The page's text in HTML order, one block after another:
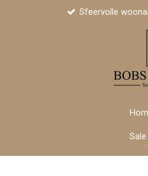
Sfeervolle
Sale